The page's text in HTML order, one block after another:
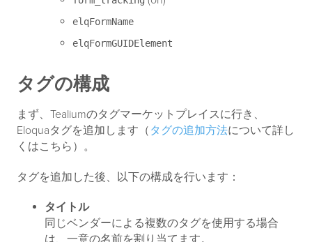
elqFormName
elqFormGUIDElement
タグの構成
まず、Tealiumのタグマーケットプレイスに行き、
Eloquaタグを追加します（ タグの追加方法について詳し
くはこちら）。
タグを追加した後、以下の構成を行います：
タイトル
同じベンダーによる複数のタグを使用する場合